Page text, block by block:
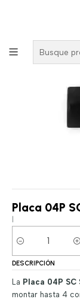
Placa 04P
Cantidad
DESCRIPCIÓN
La Placa 04P SC
montar hasta 4